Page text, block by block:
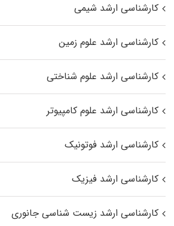
کارشناسی ارشد شیمی
کارشناسی ارشد علوم زمین
کارشناسی ارشد علوم شناختی
کارشناسی ارشد علوم کامپیوتر
کارشناسی ارشد فوتونیک
کارشناسی ارشد فیزیک
کارشناسی ارشد زیست‌ شناسی جانوری